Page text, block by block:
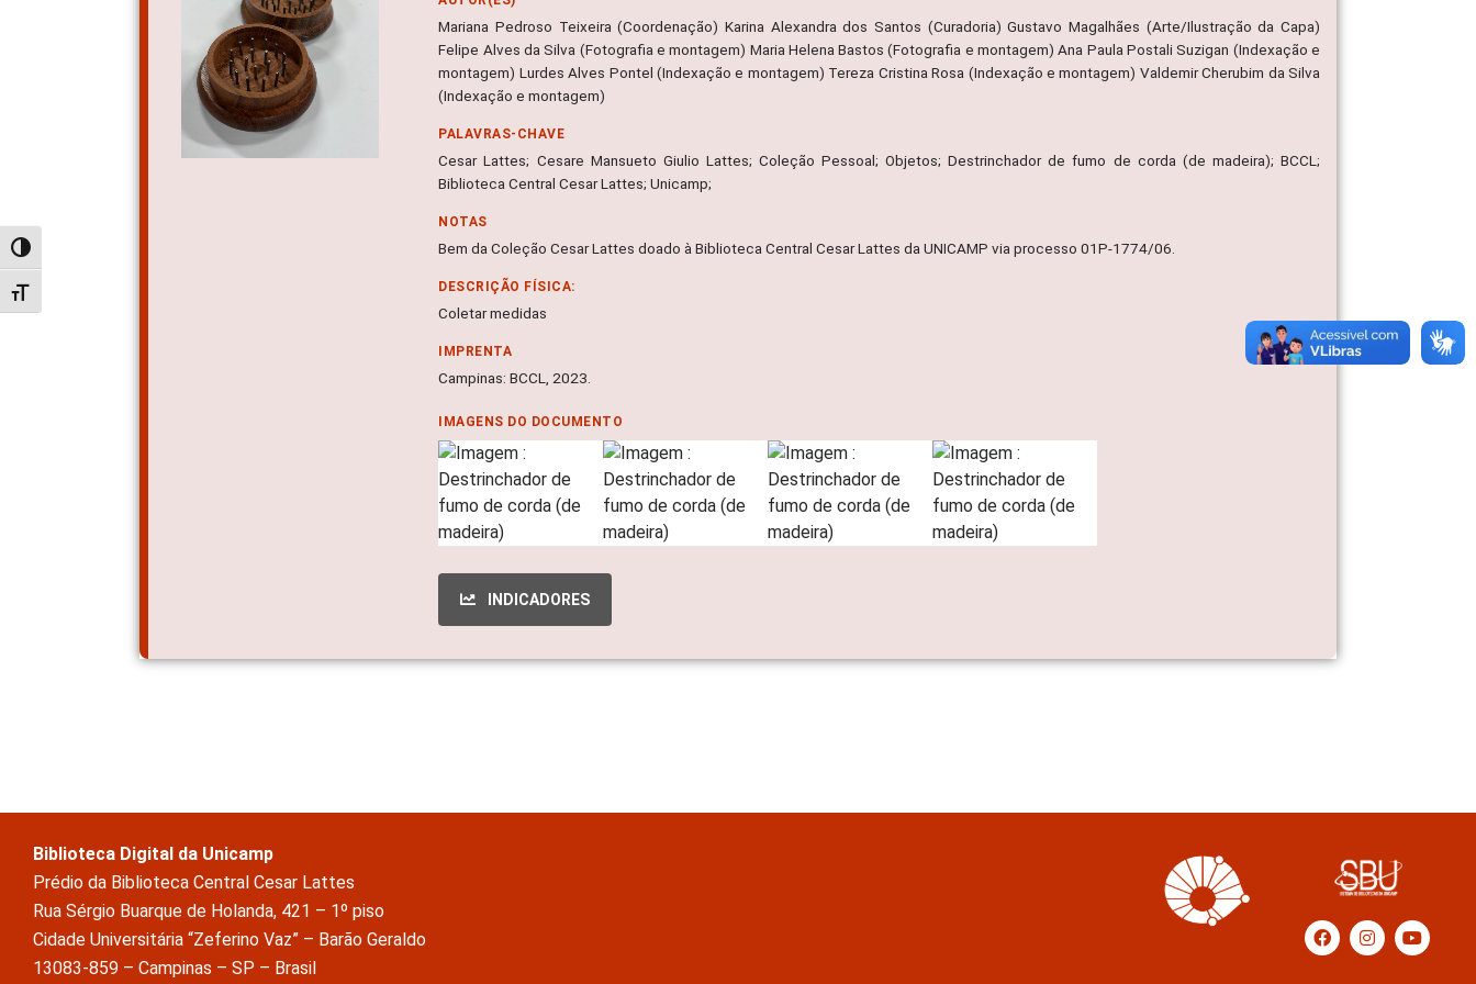
Alternar alto contraste
Alternar tamanho da fonte
Mariana Pedroso Teixeira (Coordenação) Karina Alexandra dos Santos (Curadoria) Gustavo Magalhães (Arte/Ilustração da Capa)
Felipe Alves da Silva (Fotografia e montagem) Maria Helena Bastos (Fotografia e montagem) Ana Paula Postali Suzigan (Indexação e
montagem) Lurdes Alves Pontel (Indexação e montagem) Tereza Cristina Rosa (Indexação e montagem) Valdemir Cherubim da Silva
(Indexação e montagem)
PALAVRAS-CHAVE
Cesar Lattes; Cesare Mansueto Giulio Lattes; Coleção Pessoal; Objetos; Destrinchador de fumo de corda (de madeira); BCCL;
Biblioteca Central Cesar Lattes; Unicamp;
NOTAS
Bem da Coleção Cesar Lattes doado à Biblioteca Central Cesar Lattes da UNICAMP via processo 01P-1774/06.
DESCRIÇÃO FÍSICA:
Coletar medidas
IMPRENTA
Campinas: BCCL, 2023.
IMAGENS DO DOCUMENTO
INDICADORES
Biblioteca Digital da Unicamp
Prédio da Biblioteca Central Cesar Lattes
Rua Sérgio Buarque de Holanda, 421 – 1º piso
Cidade Universitária “Zeferino Vaz” – Barão Geraldo
13083-859 – Campinas – SP – Brasil